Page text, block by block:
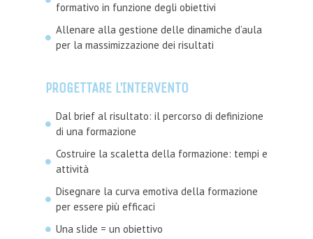
formativo in funzione degli obiettivi
Allenare alla gestione delle dinamiche d’aula
per la massimizzazione dei risultati
PROGETTARE L’INTERVENTO
Dal brief al risultato: il percorso di definizione
di una formazione
Costruire la scaletta della formazione: tempi e
attività
Disegnare la curva emotiva della formazione
per essere più efficaci
Una slide = un obiettivo